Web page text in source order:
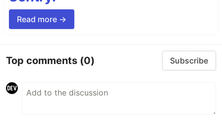
Read more →
Top comments (0) Subscribe